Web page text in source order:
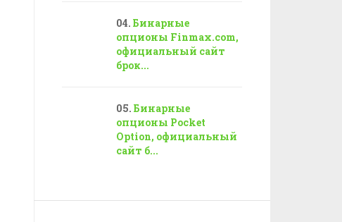
Бинарные
опционы Finmax.com,
официальный сайт
брок...
Бинарные
опционы Pocket
Option, официальный
сайт б...